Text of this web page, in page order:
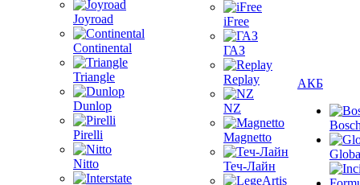
Joyroad
Continental
Triangle
Dunlop
Pirelli
Nitto
iFree
ГАЗ
Replay
NZ
Magnetto
Теч-Лайн
АКБ